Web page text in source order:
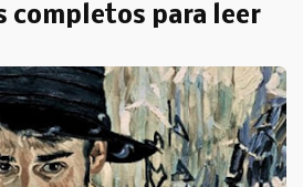
completos para leer